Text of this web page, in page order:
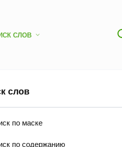
СЛОВ
слов
по маске
по содержанию